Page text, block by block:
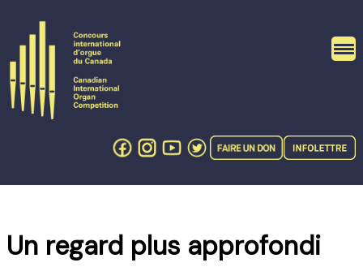
content
Un regard plus approfondi